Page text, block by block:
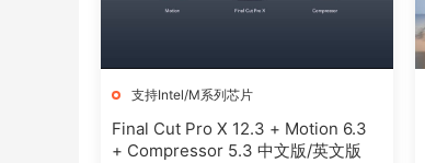
支持Intel/M系列芯片
Final Cut Pro X 12.3 + Motion 6.3
+ Compressor 5.3 中文版/英文版